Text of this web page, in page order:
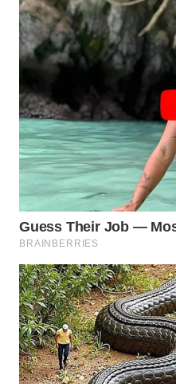
WN
PADANG
LAWAS
WN
SUMEDANG
WN
CIANJUR
WN
KEPULAUAN
SERIBU
WN
TANGERANG
WN
BINJAI